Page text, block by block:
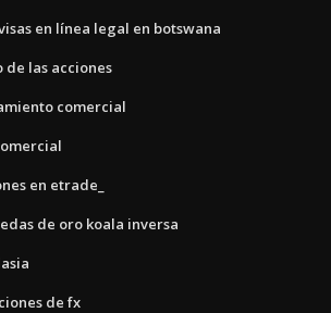
en línea legal en botswana
las acciones
comercial
en etrade_
de oro koala inversa
de fx